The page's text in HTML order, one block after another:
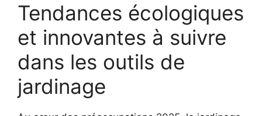
Tendances écologiques
et innovantes à suivre
dans les outils de
jardinage